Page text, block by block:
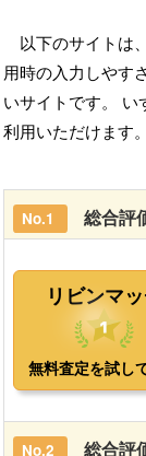
以下のサイトは
用時の入力しやす
いサイトです。 い
利用いただけます。